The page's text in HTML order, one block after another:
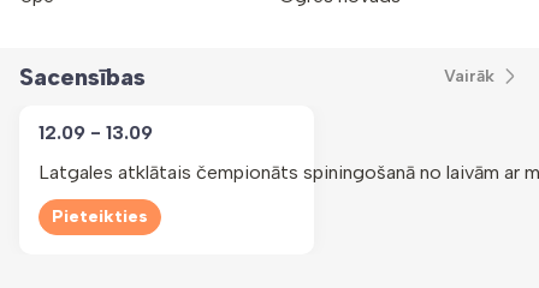
Sacensības Vairāk
12.09 - 13.09
Latgales atklātais čempionāts spiningošanā no laivām ar
Pieteikties